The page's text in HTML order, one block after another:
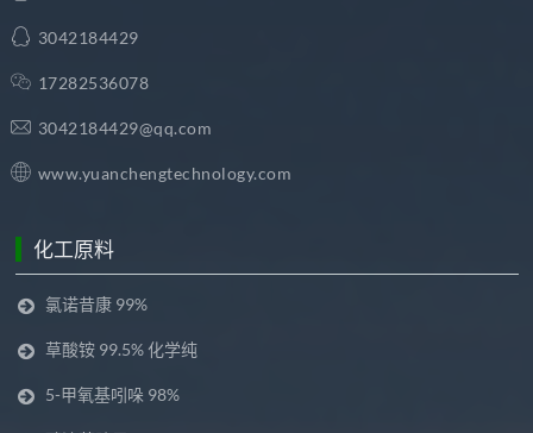
3042184429
17282536078
3042184429@qq.com
www.yuanchengtechnology.com
化工原料
氯诺昔康 99%
草酸铵 99.5% 化学纯
5-甲氧基吲哚 98%